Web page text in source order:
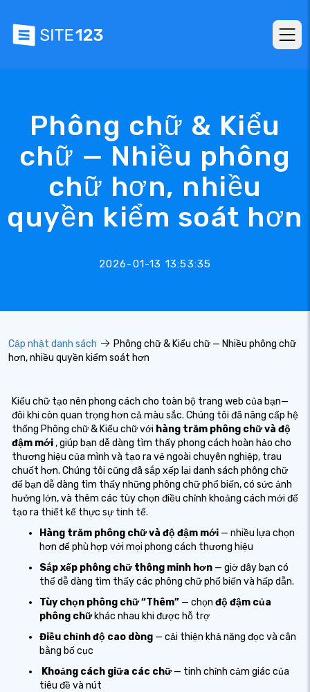
Phông chữ & Kiểu
chữ — Nhiều phông
chữ hơn, nhiều
quyền kiểm soát hơn
2026-01-13 13:53:35
Cập nhật danh sách
Phông chữ & Kiểu chữ — Nhiều phông chữ
hơn, nhiều quyền kiểm soát hơn
Kiểu chữ tạo nên phong cách cho toàn bộ trang web của bạn—
đôi khi còn quan trọng hơn cả màu sắc. Chúng tôi đã nâng cấp hệ
thống Phông chữ & Kiểu chữ với hàng trăm phông chữ và độ
đậm mới, giúp bạn dễ dàng tìm thấy phong cách hoàn hảo cho
thương hiệu của mình và tạo ra vẻ ngoài chuyên nghiệp, trau
chuốt hơn. Chúng tôi cũng đã sắp xếp lại danh sách phông chữ
để bạn dễ dàng tìm thấy những phông chữ phổ biến, có sức ảnh
hưởng lớn, và thêm các tùy chọn điều chỉnh khoảng cách mới để
tạo ra thiết kế thực sự tinh tế.
Hàng trăm phông chữ và độ đậm mới — nhiều lựa chọn
hơn để phù hợp với mọi phong cách thương hiệu
Sắp xếp phông chữ thông minh hơn — giờ đây bạn có
thể dễ dàng tìm thấy các phông chữ phổ biến và hấp dẫn.
Tùy chọn phông chữ “Thêm” — chọn độ đậm của
phông chữkhác nhau khi được hỗ trợ
Điều chỉnh độ cao dòng — cải thiện khả năng đọc và cân
bằng bố cục
Khoảng cách giữa các chữ — tinh chỉnh cảm giác của
tiêu đề và nút